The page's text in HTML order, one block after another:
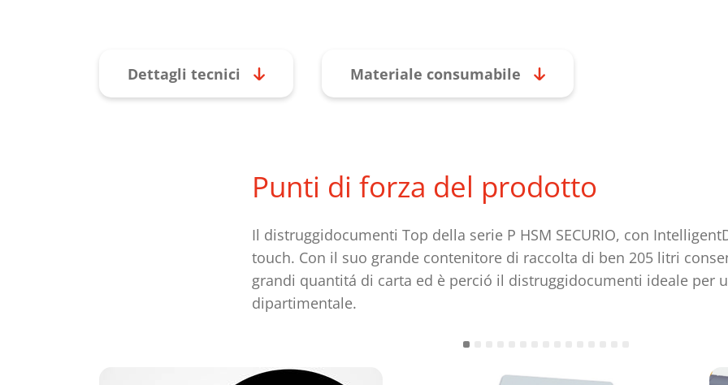
Dettagli tecnici Materiale consumabile
Punti di forza del prodotto
Il distruggidocumenti Top della serie P HSM SECURIO, con
touch. Con il suo grande contenitore di raccolta di ben 205 litri
grandi quantitá di carta ed è perció il distruggidocumenti ideale per
dipartimentale.